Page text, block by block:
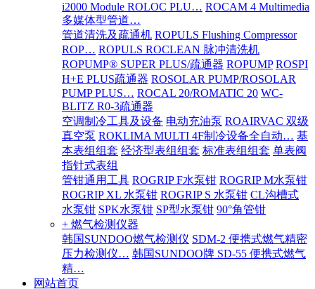
i2000 Module ROLOC PLU… ROCAM 4 Multimedia
多媒体型管道…
管道清洗及疏通机 ROPULS Flushing Compressor
ROP… ROPULS ROCLEAN 脉冲清洗机
ROPUMP® SUPER PLUS/疏通器 ROPUMP ROSPI
H+E PLUS疏通器 ROSOLAR PUMP/ROSOLAR
PUMP PLUS… ROCAL 20/ROMATIC 20 WC-
BLITZ R0-3疏通器
空调制冷工具及设备 电动充油泵 ROAIRVAC 双级
真空泵 ROKLIMA MULTI 4F制冷设备全自动… 基
本表组组套 经济型表组组套 标准表组组套 单表阀
指针式表组
管钳通用工具 ROGRIP F水泵钳 ROGRIP M水泵钳
ROGRIP XL 水泵钳 ROGRIP S 水泵钳 CL沟槽式
水泵钳 SPK水泵钳 SP型水泵钳 90°角管钳
+ 燃气检测仪器
韩国SUNDOO燃气检测仪 SDM-2 便携式燃气精密
压力检测仪… 韩国SUNDOO牌 SD-55 便携式燃气
精…
网站首页